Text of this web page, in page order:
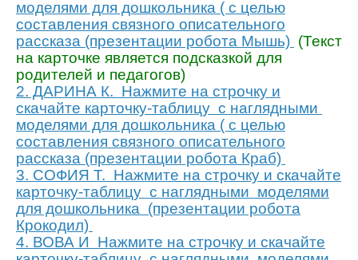
моделями для дошкольника ( с целью
составления связного описательного
рассказа (презентации робота Мышь) (Текст
на карточке является подсказкой для
родителей и педагогов)
2. ДАРИНА К. Нажмите на строчку и
скачайте карточку-таблицу с наглядными
моделями для дошкольника ( с целью
составления связного описательного
рассказа (презентации робота Краб)
3. СОФИЯ Т. Нажмите на строчку и скачайте
карточку-таблицу с наглядными моделями
для дошкольника (презентации робота
Крокодил)
4. ВОВА И Нажмите на строчку и скачайте